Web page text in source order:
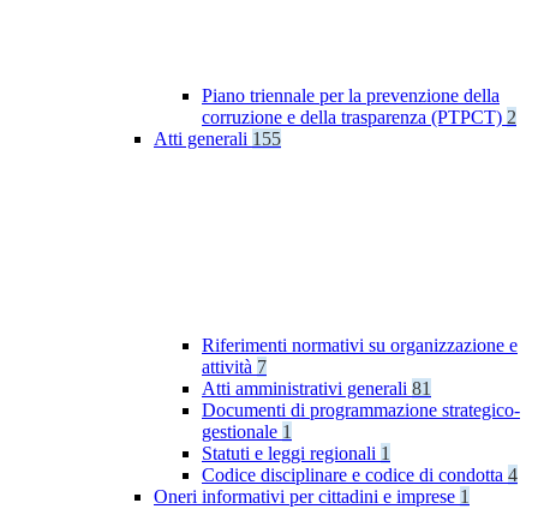
Piano triennale per la prevenzione della
corruzione e della trasparenza (PTPCT) 2
Atti generali 155
Riferimenti normativi su organizzazione e
attività 7
Atti amministrativi generali 81
Documenti di programmazione strategico-
gestionale 1
Statuti e leggi regionali 1
Codice disciplinare e codice di condotta 4
Oneri informativi per cittadini e imprese 1